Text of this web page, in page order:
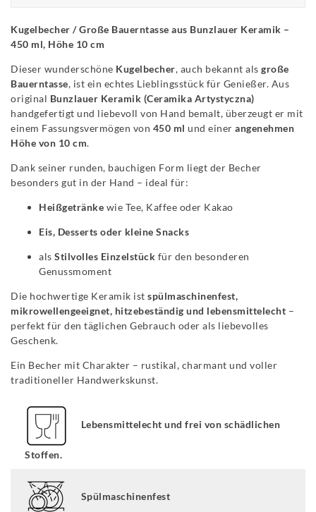
Kugelbecher / Große Bauerntasse aus Bunzlauer Keramik –
450 ml, Höhe 10 cm
Dieser wunderschöne Kugelbecher, auch bekannt als große
Bauerntasse, ist ein echtes Lieblingsstück für Genießer. Aus
original Bunzlauer Keramik (Ceramika Artystyczna)
handgefertigt und liebevoll von Hand bemalt, überzeugt er mit
einem Fassungsvermögen von 450 ml und einer angenehmen
Höhe von 10 cm.
Dank seiner runden, bauchigen Form liegt der Becher
besonders gut in der Hand – ideal für:
Heißgetränke wie Tee, Kaffee oder Kakao
Eis, Desserts oder kleine Snacks
als Stilvolles Einzelstück für den besonderen
Genussmoment
Die hochwertige Keramik ist spülmaschinenfest,
mikrowellengeeignet, hitzebeständig und lebensmittelecht –
perfekt für den täglichen Gebrauch oder als liebevolles
Geschenk.
Ein Becher mit Charakter – rustikal, charmant und voller
traditioneller Handwerkskunst.
Lebensmittelecht und frei von schädlichen
Stoffen.
Spülmaschinenfest